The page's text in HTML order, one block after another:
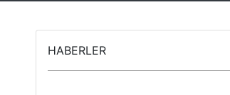
HABERLER